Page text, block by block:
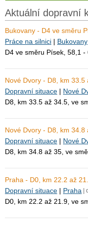
Aktuální dopravní
Bukovany - D4 ve směru
Práce na silnici | Bukovany
D4 ve směru Písek, 58,1
Nové Dvory - D8, km
Dopravní situace | Nové
D8, km 33.5 až 34.5, ve
Nové Dvory - D8, km 34.8
Dopravní situace | Nové
D8, km 34.8 až 35, ve
Praha - D0, km 22.2 až
Dopravní situace | Praha |
D0, km 22.2 až 21.9, ve